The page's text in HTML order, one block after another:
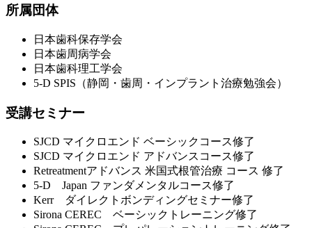
所属団体
日本歯科保存学会
日本歯周病学会
日本歯科理工学会
5-D SPIS（静岡・歯周・インプラント治療勉強会）
受講セミナー
SJCD マイクロエンド ベーシックコース修了
SJCD マイクロエンド アドバンスコース修了
Retreatmentアドバンス 米国式根管治療 コース 修了
5-D Japan ファンダメンタルコース修了
Kerr ダイレクトボンディングセミナー修了
Sirona CEREC ベーシックトレーニング修了